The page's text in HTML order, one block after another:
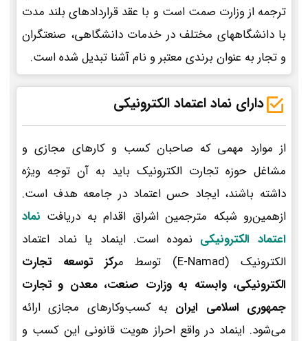
ترجمه از وزارت صمت است و با عقد قراردادهای بلند مدت
با دانشگاههای مختلف در خدمات دانشگاهی، صنعتگران
و تجار به عنوان برندی معتبر و نام آشنا تبدیل شده است.
دارای نماد اعتماد الکترونیکی
از موارد مهمی که صاحبان کسب و کارهای مجازی و
مشاغل حوزه تجارت الکترونیک باید به آن توجه ویژه
داشته باشند، ایجاد حس اعتماد در جامعه هدف است.
ازهمین‌رو شبکه مترجمین اشراق اقدام به دریافت نماد
اعتماد الکترونیکی نموده است. اینماد یا نماد اعتماد
الکترونیک (E-Namad) توسط م
رکز توسعه تجارت
الکترونیکی، وابسته به وزارت صنعت، معدن و تجارت
جمهوری اسلامی ایران به کسب‌وکارهای مجازی ارائه
می‌شود. اینماد در واقع احراز هویت قانونی این کسب و